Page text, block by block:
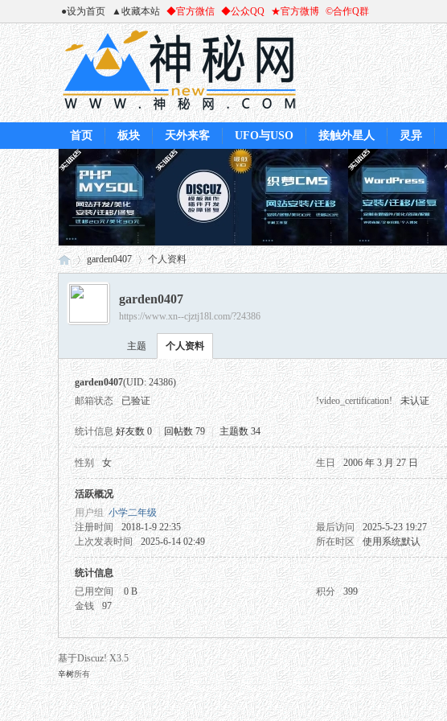
●设为首页 ▲收藏本站 ◆官方微信 ◆公众QQ ★官方微博 ©合作Q群
首页 板块 天外来客 UFO与USO 接触外星人 灵异
秘
网
›
garden0407 个人资料
garden0407
https://www.xn--cjztj18l.com/?24386
主题 个人资料
garden0407(UID: 24386)
邮箱状态
已验证 !video_certification! 未认证
统计信息 好友数 0 回帖数 79 主题数 34
性别 女 生日 2006 年 3 月 27 日
活跃概况
用户组 小学二年级
注册时间
2018-1-9 22:35 最后访问 2025-5-23 19:27
上次发表时间
2025-6-14 02:49 所在时区 使用系统默认
统计信息
已用空间
0 B 积分 399
金钱
97
基于Discuz! X3.5
辛树所有